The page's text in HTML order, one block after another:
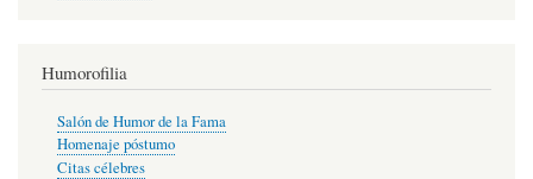
Humorofilia
Salón de Humor de la Fama
Homenaje póstumo
Citas célebres